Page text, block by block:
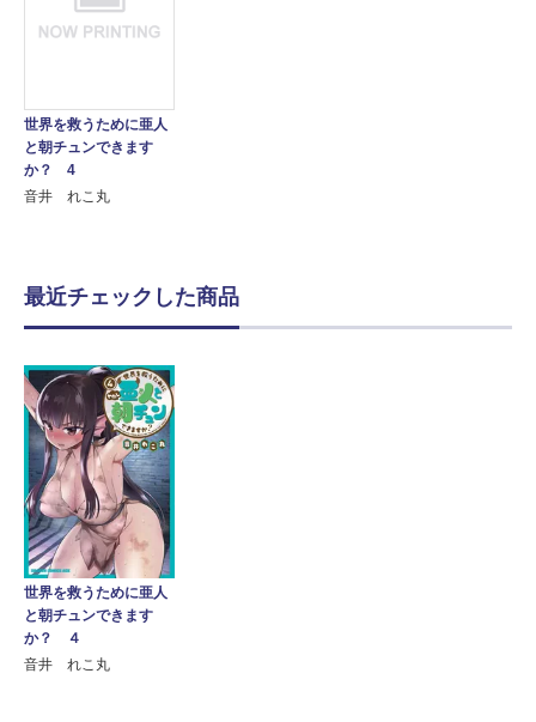
世界を救うために亜人
と朝チュンできます
か？ 4
音井 れこ丸
最近チェックした商品
世界を救うために亜人
と朝チュンできます
か？ ４
音井 れこ丸